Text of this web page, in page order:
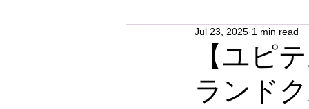
ご案内 診断機
GTSプラド オーサーアラーム
【ユピ
ランド
Jul 23, 2025 1 min read